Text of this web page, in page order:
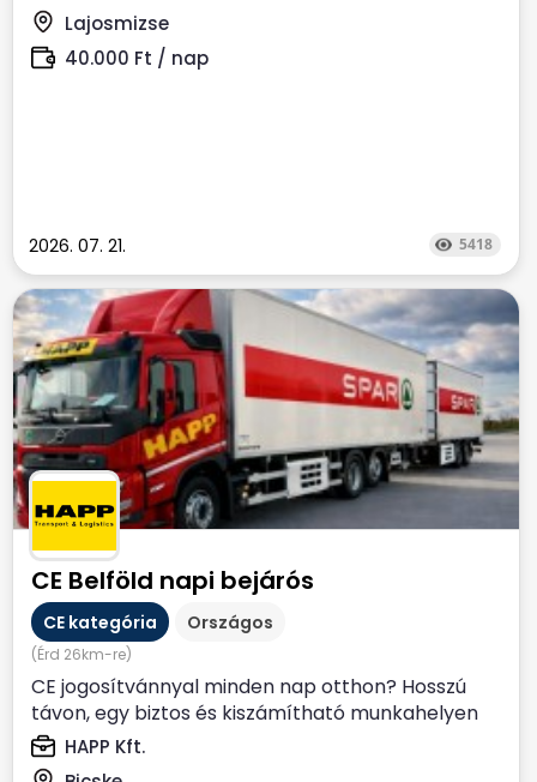
Lajosmizse
40.000 Ft / nap
2026. 07. 21. 5418
CE Belföld napi bejárós
CE kategória Országos
(Érd 26km-re)
CE jogosítvánnyal minden nap otthon? Hosszú
távon, egy biztos és kiszámítható munkahelyen
dolgoznál? Állítsd...
HAPP Kft.